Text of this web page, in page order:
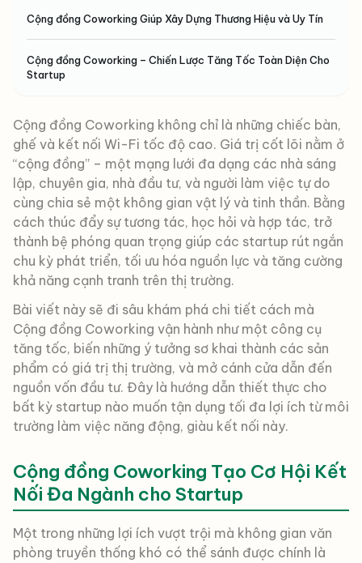
Cộng đồng Coworking Giúp Xây Dựng Thương Hiệu và Uy Tín
Cộng đồng Coworking – Chiến Lược Tăng Tốc Toàn Diện Cho
Startup
Cộng đồng Coworking không chỉ là những chiếc bàn,
ghế và kết nối Wi-Fi tốc độ cao. Giá trị cốt lõi nằm ở
“cộng đồng” – một mạng lưới đa dạng các nhà sáng
lập, chuyên gia, nhà đầu tư, và người làm việc tự do
cùng chia sẻ một không gian vật lý và tinh thần. Bằng
cách thúc đẩy sự tương tác, học hỏi và hợp tác, trở
thành bệ phóng quan trọng giúp các startup rút ngắn
chu kỳ phát triển, tối ưu hóa nguồn lực và tăng cường
khả năng cạnh tranh trên thị trường.
Bài viết này sẽ đi sâu khám phá chi tiết cách mà
Cộng đồng Coworking vận hành như một công cụ
tăng tốc, biến những ý tưởng sơ khai thành các sản
phẩm có giá trị thị trường, và mở cánh cửa dẫn đến
nguồn vốn đầu tư. Đây là hướng dẫn thiết thực cho
bất kỳ startup nào muốn tận dụng tối đa lợi ích từ môi
trường làm việc năng động, giàu kết nối này.
Cộng đồng Coworking Tạo Cơ Hội Kết
Nối Đa Ngành cho Startup
Một trong những lợi ích vượt trội mà không gian văn
phòng truyền thống khó có thể sánh được chính là